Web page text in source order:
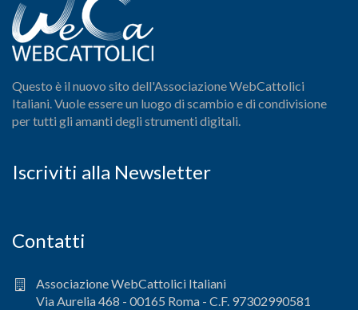
Questo è il nuovo sito dell'Associazione WebCattolici
Italiani. Vuole essere un luogo di scambio e di condivisione
per tutti gli amanti degli strumenti digitali.
Iscriviti alla Newsletter
Contatti
Associazione WebCattolici Italiani
Via Aurelia 468 - 00165 Roma - C.F. 97302990581